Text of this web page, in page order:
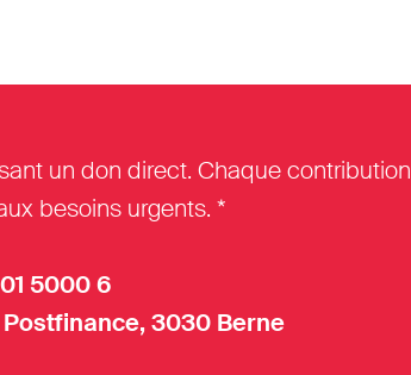
un don direct. Chaque contribution
besoins urgents. *
5000 6
3030 Berne